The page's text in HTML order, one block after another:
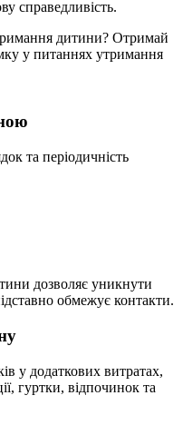
справедливість.
дитини? Отримай
у питаннях утримання
та періодичність
дозволяє уникнути
обмежує контакти.
у додаткових витратах,
гуртки, відпочинок та